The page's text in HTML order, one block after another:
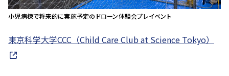
小児病棟で将来的に実施予定のドローン体験会プレイベント
東京科学大学CCC（Child Care Club at Science Tokyo）